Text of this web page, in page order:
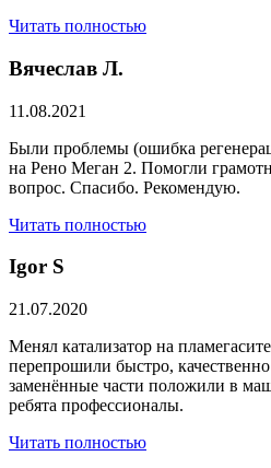
Читать полностью
Вячеслав Л.
11.08.2021
Были проблемы (ошибка
на Рено Меган 2. Помогли
вопрос. Спасибо. Рекомендую.
Читать полностью
​Igor S
21.07.2020
Менял катализатор на
перепрошили быстро,
заменённые части положили в
ребята профессионалы.
Читать полностью